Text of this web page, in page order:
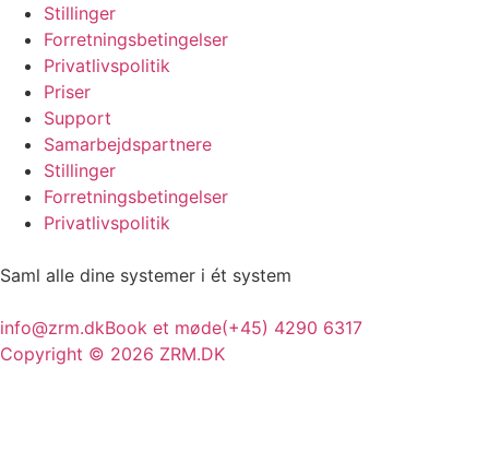
Stillinger
Forretningsbetingelser
Privatlivspolitik
Priser
Support
Samarbejdspartnere
Stillinger
Forretningsbetingelser
Privatlivspolitik
Saml alle dine systemer i ét system
info@zrm.dkBook et møde(+45) 4290 6317
Copyright © 2026 ZRM.DK